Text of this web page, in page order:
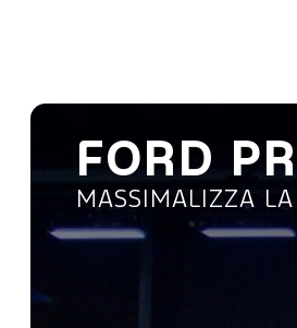
FORD
MASSIMALIZZA